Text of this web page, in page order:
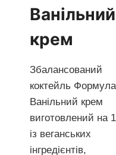
Ванільний
крем
Збалансований
коктейль
Ванільний крем
виготовлений ​​на
із веганських
інгредієнтів,